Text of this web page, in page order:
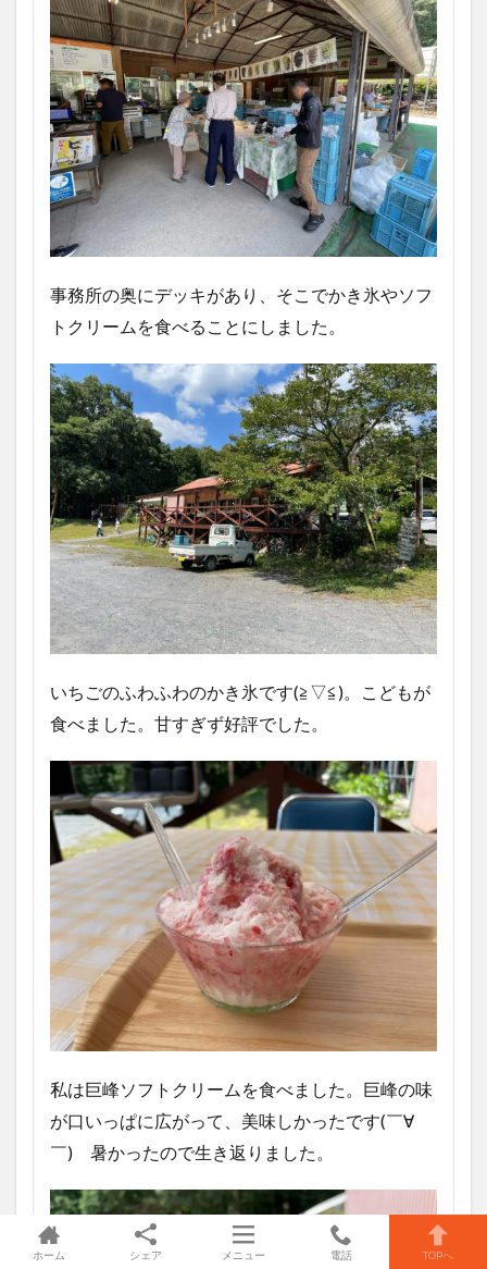
事務所の奥にデッキがあり、そこでかき氷やソフ
トクリームを食べることにしました。
いちごのふわふわのかき氷です(≧▽≦)。こどもが
食べました。甘すぎず好評でした。
私は巨峰ソフトクリームを食べました。巨峰の味
が口いっぱに広がって、美味しかったです(￣∀
￣) 暑かったので生き返りました。
ホーム シェア メニュー 電話 TOPへ